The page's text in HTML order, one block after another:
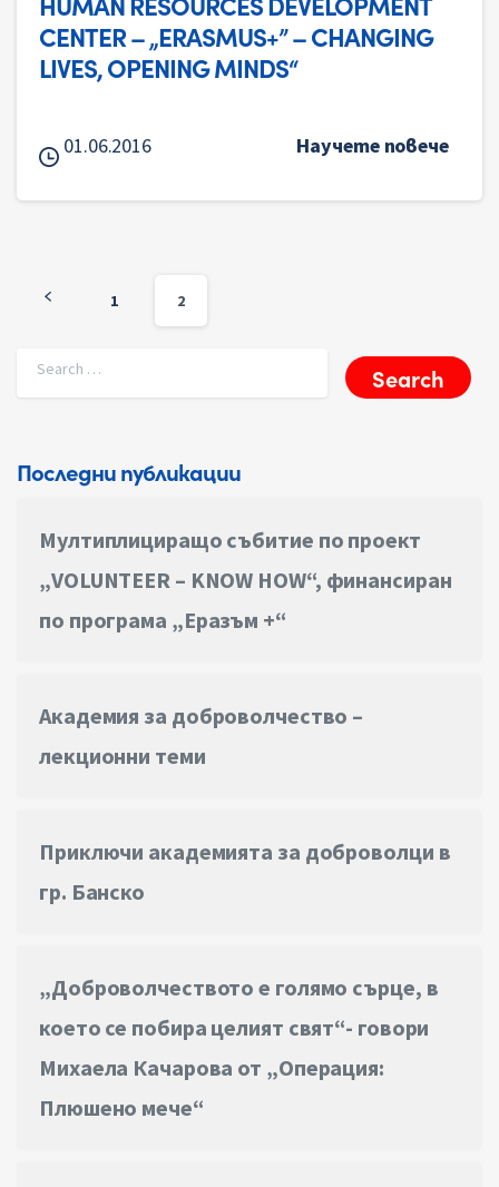
CENTER – „ERASMUS+” – CHANGING
LIVES, OPENING MINDS“
01.06.2016 Научете повече
1 2
Search for:
Последни публикации
Мултиплициращо събитие по проект
„VOLUNTEER – KNOW HOW“, финансиран
по програма „Еразъм +“
Академия за доброволчество –
лекционни теми
Приключи академията за доброволци в
гр. Банско
„Доброволчеството е голямо сърце, в
което се побира целият свят“- говори
Михаела Качарова от „Операция:
Плюшено мече“